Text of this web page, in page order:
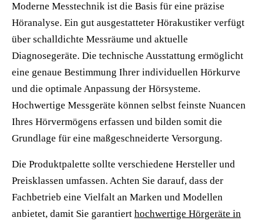
Moderne Messtechnik ist die Basis für eine präzise
Höranalyse. Ein gut ausgestatteter Hörakustiker verfügt
über schalldichte Messräume und aktuelle
Diagnosegeräte. Die technische Ausstattung ermöglicht
eine genaue Bestimmung Ihrer individuellen Hörkurve
und die optimale Anpassung der Hörsysteme.
Hochwertige Messgeräte können selbst feinste Nuancen
Ihres Hörvermögens erfassen und bilden somit die
Grundlage für eine maßgeschneiderte Versorgung.
Die Produktpalette sollte verschiedene Hersteller und
Preisklassen umfassen. Achten Sie darauf, dass der
Fachbetrieb eine Vielfalt an Marken und Modellen
anbietet, damit Sie garantiert hochwertige Hörgeräte in